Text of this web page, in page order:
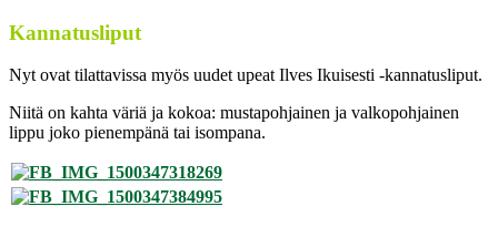
Kannatusliput
Nyt ovat tilattavissa myös uudet upeat Ilves Ikuisesti -kannatusliput.
Niitä on kahta väriä ja kokoa: mustapohjainen ja valkopohjainen
lippu joko pienempänä tai isompana.